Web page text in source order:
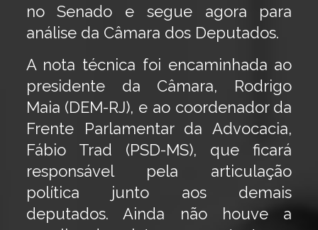
no Senado e segue agora para
análise da Câmara dos Deputados.
A nota técnica foi encaminhada ao
presidente da Câmara, Rodrigo
Maia (DEM-RJ), e ao coordenador da
Frente Parlamentar da Advocacia,
Fábio Trad (PSD-MS), que ficará
responsável pela articulação
política junto aos demais
deputados. Ainda não houve a